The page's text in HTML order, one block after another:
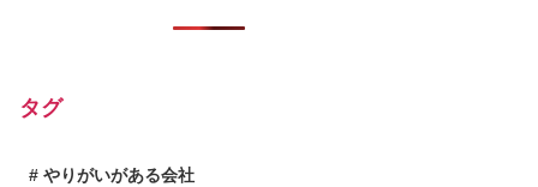
タグ
やりがいがある会社